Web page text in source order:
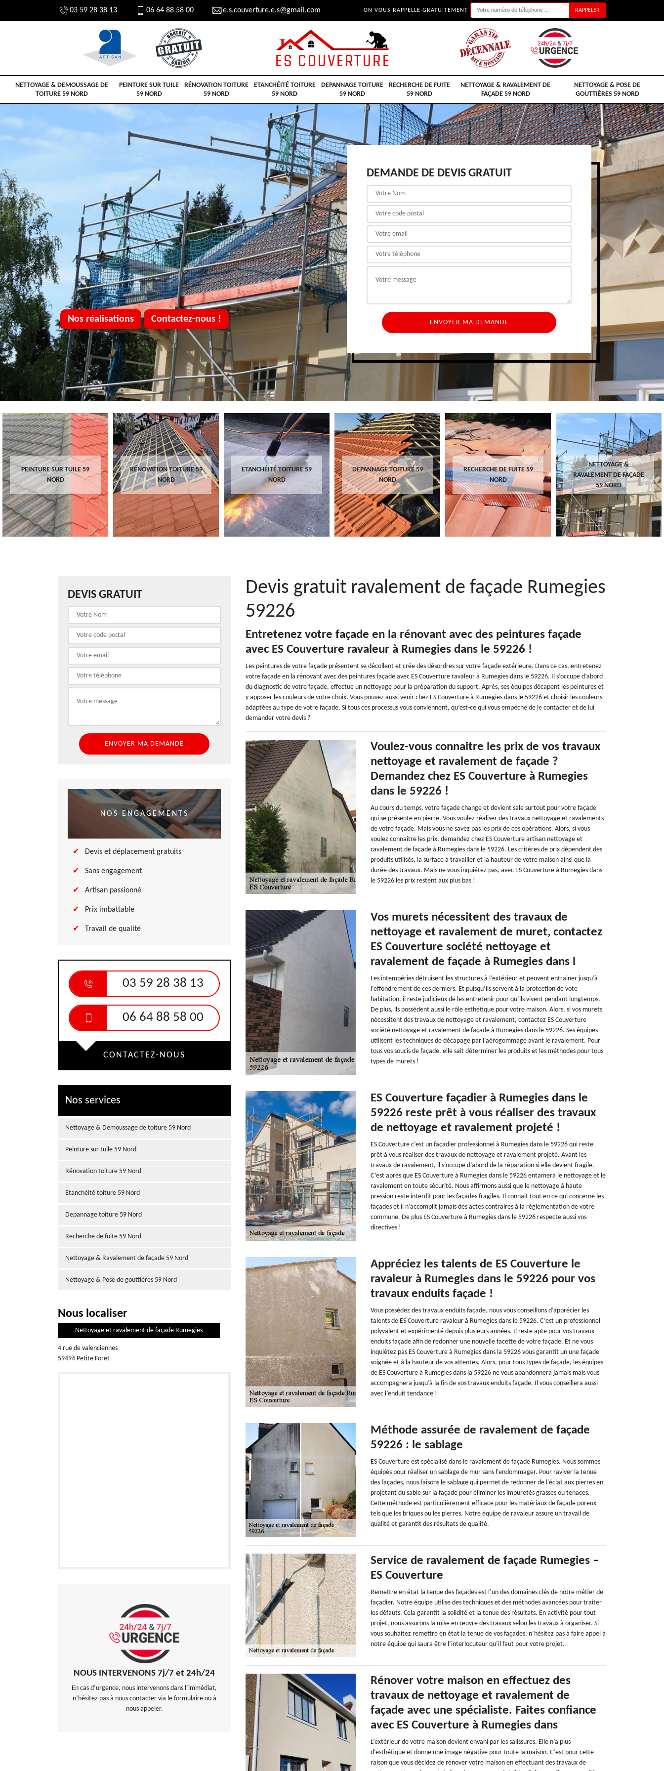
03 59 28 38 13 06 64 88 58 00 e.s.couverture.e.s@gmail.com ON VOUS RAPPELLE GRATUITEMENT
NETTOYAGE & DEMOUSSAGE DE
TOITURE 59 NORD
PEINTURE SUR TUILE
59 NORD
RÉNOVATION TOITURE
59 NORD
ETANCHÉITÉ TOITURE
59 NORD
DEPANNAGE TOITURE
59 NORD
RECHERCHE DE FUITE
59 NORD
NETTOYAGE & RAVALEMENT DE
FAÇADE 59 NORD
NETTOYAGE & POSE DE
GOUTTIÈRES 59 NORD
Nos réalisations Contactez-nous !
DEMANDE DE DEVIS GRATUIT
PEINTURE SUR TUILE 59
NORD
RÉNOVATION TOITURE 59
NORD
ETANCHÉITÉ TOITURE 59
NORD
DEPANNAGE TOITURE 59
NORD
RECHERCHE DE FUITE 59
NORD
NETTOYAGE &
RAVALEMENT DE FAÇADE
59 NORD
DEVIS GRATUIT
NOS ENGAGEMENTS
Devis et déplacement gratuits
Sans engagement
Artisan passionné
Prix imbattable
Travail de qualité
03 59 28 38 13
06 64 88 58 00
CONTACTEZ-NOUS
Nos services
Nettoyage & Demoussage de toiture 59 Nord
Peinture sur tuile 59 Nord
Rénovation toiture 59 Nord
Etanchéité toiture 59 Nord
Depannage toiture 59 Nord
Recherche de fuite 59 Nord
Nettoyage & Ravalement de façade 59 Nord
Nettoyage & Pose de gouttières 59 Nord
Nous localiser
Nettoyage et ravalement de façade Rumegies
4 rue de valenciennes
59494 Petite Foret
NOUS INTERVENONS 7j/7 et 24h/24
En cas d’urgence, nous intervenons dans l’immédiat,
n’hésitez pas à nous contacter via le formulaire ou à
nous appeler.
Devis gratuit ravalement de façade Rumegies
59226
Entretenez votre façade en la rénovant avec des peintures façade
avec ES Couverture ravaleur à Rumegies dans le 59226 !
Les peintures de votre façade présentent se décollent et crée des désordres sur votre façade extérieure. Dans ce cas, entretenez
votre façade en la rénovant avec des peintures façade avec ES Couverture ravaleur à Rumegies dans le 59226. Il s’occupe d’abord
du diagnostic de votre façade, effectue un nettoyage pour la préparation du support. Après, ses équipes décapent les peintures et
y apposer les couleurs de votre choix. Vous pouvez aussi venir chez ES Couverture à Rumegies dans le 59226 et choisir les couleurs
adaptées au type de votre façade. Si tous ces processus vous conviennent, qu’est-ce qui vous empêche de le contacter et de lui
demander votre devis ?
Voulez-vous connaitre les prix de vos travaux
nettoyage et ravalement de façade ?
Demandez chez ES Couverture à Rumegies
dans le 59226 !
Au cours du temps, votre façade change et devient sale surtout pour votre façade
qui se présente en pierre. Vous voulez réaliser des travaux nettoyage et ravalements
de votre façade. Mais vous ne savez pas les prix de ces opérations. Alors, si vous
voulez connaitre les prix, demandez chez ES Couverture artisan nettoyage et
ravalement de façade à Rumegies dans le 59226. Les critères de prix dépendent des
produits utilisés, la surface à travailler et la hauteur de votre maison ainsi que la
durée des travaux. Mais ne vous inquiétez pas, avec ES Couverture à Rumegies dans
le 59226 les prix restent aux plus bas !
Vos murets nécessitent des travaux de
nettoyage et ravalement de muret, contactez
ES Couverture société nettoyage et
ravalement de façade à Rumegies dans l
Les intempéries détruisent les structures à l’extérieur et peuvent entrainer jusqu’à
l’effondrement de ces derniers. Et puisqu’ils servent à la protection de vote
habitation, il reste judicieux de les entretenir pour qu’ils vivent pendant longtemps.
De plus, ils possèdent aussi le rôle esthétique pour votre maison. Alors, si vos murets
nécessitent des travaux de nettoyage et ravalement, contactez ES Couverture
société nettoyage et ravalement de façade à Rumegies dans le 59226. Ses équipes
utilisent les techniques de décapage par l’aérogommage avant le ravalement. Pour
tous vos soucis de façade, elle sait déterminer les produits et les méthodes pour tous
types de murets !
ES Couverture façadier à Rumegies dans le
59226 reste prêt à vous réaliser des travaux
de nettoyage et ravalement projeté !
ES Couverture c’est un façadier professionnel à Rumegies dans le 59226 qui reste
prêt à vous réaliser des travaux de nettoyage et ravalement projeté. Avant les
travaux de ravalement, il s’occupe d’abord de la réparation si elle devient fragile.
C’est après que ES Couverture à Rumegies dans le 59226 entamera le nettoyage et le
ravalement en toute sécurité. Nous affirmons aussi que le nettoyage à haute
pression reste interdit pour les façades fragiles. Il connait tout en ce qui concerne les
façades et il n’accomplit jamais des actes contraires à la réglementation de votre
commune. De plus ES Couverture à Rumegies dans le 59226 respecte aussi vos
directives !
Appréciez les talents de ES Couverture le
ravaleur à Rumegies dans le 59226 pour vos
travaux enduits façade !
Vous possédez des travaux enduits façade, nous vous conseillons d’apprécier les
talents de ES Couverture ravaleur à Rumegies dans le 59226. C’est un professionnel
polyvalent et expérimenté depuis plusieurs années. Il reste apte pour vos travaux
enduits façade afin de redonner une nouvelle facette de votre façade. Et ne vous
inquiétez pas ES Couverture à Rumegies dans la 59226 vous garantit un une façade
soignée et à la hauteur de vos attentes. Alors, pour tous types de façade, les équipes
de ES Couverture à Rumegies dans la 59226 ne vous abandonnera jamais mais vous
accompagnera jusqu’à la fin de vos travaux enduits façade. Il vous conseillera aussi
avec l’enduit tendance !
Méthode assurée de ravalement de façade
59226 : le sablage
ES Couverture est spécialisé dans le ravalement de façade Rumegies. Nous sommes
équipés pour réaliser un sablage de mur sans l'endommager. Pour raviver la tenue
des façades, nous faisons le sablage qui permet de redonner de l'éclat aux pierres en
projetant du sable sur la façade pour éliminer les impuretés grasses ou tenaces.
Cette méthode est particulièrement efficace pour les matériaux de façade poreux
tels que les briques ou les pierres. Notre équipe de ravaleur assure un travail de
qualité et garantit des résultats de qualité.
Service de ravalement de façade Rumegies –
ES Couverture
Remettre en état la tenue des façades est l’un des domaines clés de notre métier de
façadier. Notre équipe utilise des techniques et des méthodes avancées pour traiter
les défauts. Cela garantit la solidité et la tenue des résultats. En activité pour tout
projet, nous assurons la mise en œuvre des travaux selon les travaux à organiser. Si
vous souhaitez remettre en état la tenue de vos façades, n’hésitez pas à faire appel à
notre équipe qui saura être l’interlocuteur qu’il faut pour votre projet.
Rénover votre maison en effectuez des
travaux de nettoyage et ravalement de
façade avec une spécialiste. Faites confiance
avec ES Couverture à Rumegies dans
L’extérieur de votre maison devient envahi par les salissures. Elle n’a plus
d’esthétique et donne une image négative pour toute la maison. C’est pour cette
raison que vous décidez de rénover votre maison en effectuant des travaux de